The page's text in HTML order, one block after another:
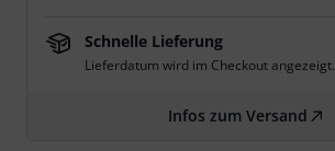
Schnelle Lieferung
Lieferdatum wird im Checkout angezeigt.
Infos zum Versand